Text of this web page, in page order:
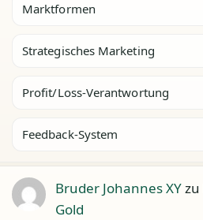
Marktformen
Strategisches Marketing
Profit/Loss-Verantwortung
Feedback-System
Bruder Johannes XYzu
Gold